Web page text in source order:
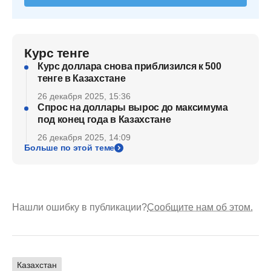
Курс тенге
Курс доллара снова приблизился к 500
тенге в Казахстане
26 декабря 2025, 15:36
Спрос на доллары вырос до максимума
под конец года в Казахстане
26 декабря 2025, 14:09
Больше по этой теме
Нашли ошибку в публикации?Сообщите нам об этом.
Казахстан